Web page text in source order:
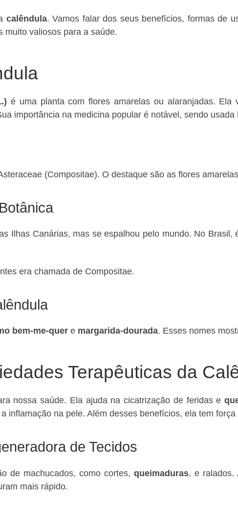
calêndula. Vamos falar dos seus benefícios, formas de
muito valiosos para a saúde.
é uma planta com flores amarelas ou alaranjadas.
importância na medicina popular é notável, sendo usada
(Compositae). O destaque são as flores
Ilhas Canárias, mas se espalhou pelo mundo. No
era chamada de Compositae.
bem-me-quer e margarida-dourada. Esses nomes
Terapêuticas da
nossa saúde. Ela ajuda na cicatrização de feridas e
inflamação na pele. Além desses benefícios, ela tem
de Tecidos
de machucados, como cortes, queimaduras, e ralados.
mais rápido.